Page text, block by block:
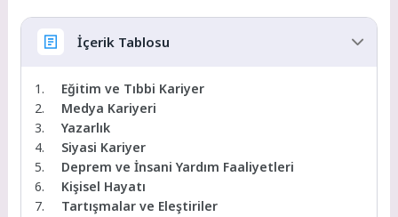
İçerik Tablosu
Eğitim ve Tıbbi Kariyer
Medya Kariyeri
Yazarlık
Siyasi Kariyer
Deprem ve İnsani Yardım Faaliyetleri
Kişisel Hayatı
Tartışmalar ve Eleştiriler